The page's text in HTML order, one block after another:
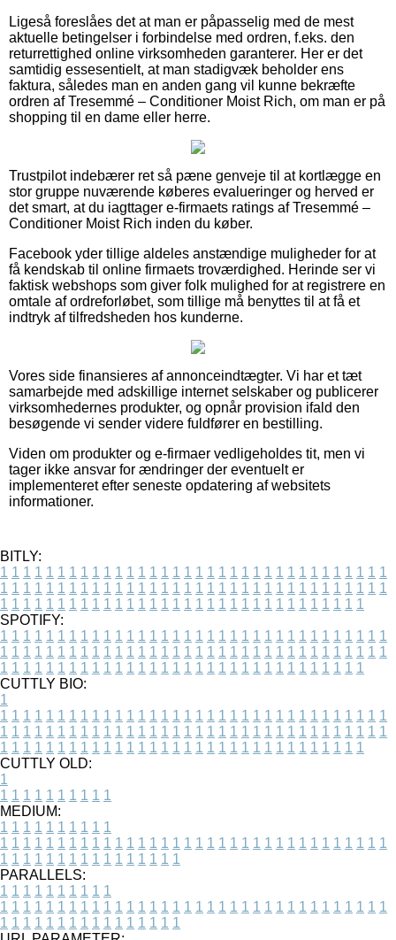
Ligeså foreslåes det at man er påpasselig med de mest
aktuelle betingelser i forbindelse med ordren, f.eks. den
returrettighed online virksomheden garanterer. Her er det
samtidig essesentielt, at man stadigvæk beholder ens
faktura, således man en anden gang vil kunne bekræfte
ordren af Tresemmé – Conditioner Moist Rich, om man er på
shopping til en dame eller herre.
Trustpilot indebærer ret så pæne genveje til at kortlægge en
stor gruppe nuværende køberes evalueringer og herved er
det smart, at du iagttager e-firmaets ratings af Tresemmé –
Conditioner Moist Rich inden du køber.
Facebook yder tillige aldeles anstændige muligheder for at
få kendskab til online firmaets troværdighed. Herinde ser vi
faktisk webshops som giver folk mulighed for at registrere en
omtale af ordreforløbet, som tillige må benyttes til at få et
indtryk af tilfredsheden hos kunderne.
Vores side finansieres af annonceindtægter. Vi har et tæt
samarbejde med adskillige internet selskaber og publicerer
virksomhedernes produkter, og opnår provision ifald den
besøgende vi sender videre fuldfører en bestilling.
Viden om produkter og e-firmaer vedligeholdes tit, men vi
tager ikke ansvar for ændringer der eventuelt er
implementeret efter seneste opdatering af websitets
informationer.
BITLY:
1 1 1 1 1 1 1 1 1 1 1 1 1 1 1 1 1 1 1 1 1 1 1 1 1 1 1 1 1 1 1 1 1 1
1 1 1 1 1 1 1 1 1 1 1 1 1 1 1 1 1 1 1 1 1 1 1 1 1 1 1 1 1 1 1 1 1 1
1 1 1 1 1 1 1 1 1 1 1 1 1 1 1 1 1 1 1 1 1 1 1 1 1 1 1 1 1 1 1 1
SPOTIFY:
1 1 1 1 1 1 1 1 1 1 1 1 1 1 1 1 1 1 1 1 1 1 1 1 1 1 1 1 1 1 1 1 1 1
1 1 1 1 1 1 1 1 1 1 1 1 1 1 1 1 1 1 1 1 1 1 1 1 1 1 1 1 1 1 1 1 1 1
1 1 1 1 1 1 1 1 1 1 1 1 1 1 1 1 1 1 1 1 1 1 1 1 1 1 1 1 1 1 1 1
CUTTLY BIO:
1
1 1 1 1 1 1 1 1 1 1 1 1 1 1 1 1 1 1 1 1 1 1 1 1 1 1 1 1 1 1 1 1 1 1
1 1 1 1 1 1 1 1 1 1 1 1 1 1 1 1 1 1 1 1 1 1 1 1 1 1 1 1 1 1 1 1 1 1
1 1 1 1 1 1 1 1 1 1 1 1 1 1 1 1 1 1 1 1 1 1 1 1 1 1 1 1 1 1 1 1
CUTTLY OLD:
1
1 1 1 1 1 1 1 1 1 1
MEDIUM:
1 1 1 1 1 1 1 1 1 1
1 1 1 1 1 1 1 1 1 1 1 1 1 1 1 1 1 1 1 1 1 1 1 1 1 1 1 1 1 1 1 1 1 1
1 1 1 1 1 1 1 1 1 1 1 1 1 1 1 1
PARALLELS:
1 1 1 1 1 1 1 1 1 1
1 1 1 1 1 1 1 1 1 1 1 1 1 1 1 1 1 1 1 1 1 1 1 1 1 1 1 1 1 1 1 1 1 1
1 1 1 1 1 1 1 1 1 1 1 1 1 1 1 1